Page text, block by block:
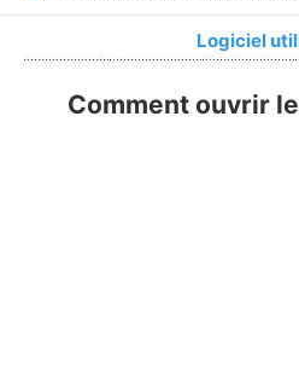
Logiciel
Comment ouvrir